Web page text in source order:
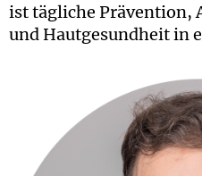
ist tägliche
und Hautgesundheit in